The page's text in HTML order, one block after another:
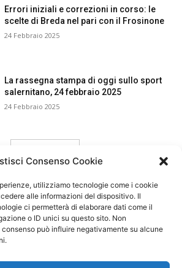
Consenso Cookie
utilizziamo tecnologie come i cookie
alle informazioni del dispositivo. Il
ci permetterà di elaborare dati come il
o ID unici su questo sito. Non
può influire negativamente su alcune
Errori iniziali e correzioni in corso: le
scelte di Breda nel pari con il Frosinone
24 Febbraio 2025
La rassegna stampa di oggi sullo sport
salernitano, 24 febbraio 2025
24 Febbraio 2025